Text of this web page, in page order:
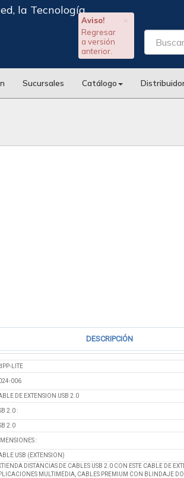
×
Aviso!
Regresar
a versión
anterior.
Sucursales Catálogo
DESCRIPCIÓN
LITE
006
DE EXTENSION USB 2.0
2.0 :
2.0
:
USB (EXTENSION)
DISTANCIAS DE CABLES USB 2.0 CON ESTE CABLE DE
MULTIMEDIA, CABLES PREMIUM CON BLINDAJE